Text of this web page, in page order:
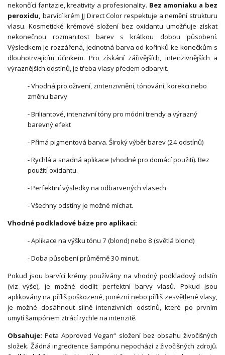
nekončící fantazie, kreativity a profesionality. Bez amoniaku a bez
peroxidu, barvící krém JJ Direct Color respektuje a nemění strukturu
vlasu. Kosmetické krémové složení bez oxidantu umožňuje získat
nekonečnou rozmanitost barev s krátkou dobou působení.
Výsledkem je rozzářená, jednotná barva od kořínků ke konečkům s
dlouhotrvajícím účinkem. Pro získání zářivějších, intenzivnějších a
výraznějších odstínů, je třeba vlasy předem odbarvit.
- Vhodná pro oživení, zintenzivnění, tónování, korekci nebo
změnu barvy
- Briliantové, intenzivní tóny pro módní trendy a výrazný
barevný efekt
- Přímá pigmentová barva. Široký výběr barev (24 odstínů)
- Rychlá a snadná aplikace (vhodné pro domácí použití). Bez
použití oxidantu.
- Perfektiní výsledky na odbarvených vlasech
- Všechny odstíny je možné míchat.
Vhodné podkladové báze pro aplikaci:
- Aplikace na výšku tónu 7 (blond) nebo 8 (světlá blond)
- Doba působení průměrně 30 minut.
Pokud jsou barvící krémy používány na vhodný podkladový odstín
(viz výše), je možné docílit perfektní barvy vlasů. Pokud jsou
aplikovány na příliš poškozené, porézní nebo příliš zesvětlené vlasy,
je možné dosáhnout silně intenzivních odstínů, které po prvním
umytí šampónem ztrácí rychle na intenzitě.
Obsahuje: Peta Approved Vegan“ složení bez obsahu živočišných
složek. Žádná ingredience šampónu nepochází z živočišných zdrojů.